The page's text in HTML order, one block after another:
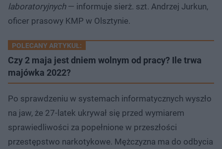
laboratoryjnych— informuje sierż. szt. Andrzej Jurkun,
oficer prasowy KMP w Olsztynie.
POLECANY ARTYKUŁ:
Czy 2 maja jest dniem wolnym od pracy? Ile trwa
majówka 2022?
Po sprawdzeniu w systemach informatycznych wyszło
na jaw, że 27-latek ukrywał się przed wymiarem
sprawiedliwości za popełnione w przeszłości
przestępstwo narkotykowe. Mężczyzna ma do odbycia